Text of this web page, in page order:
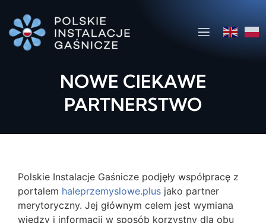
NOWE CIEKAWE
PARTNERSTWO
Polskie Instalacje Gaśnicze podjęły współpracę z
portalem haleprzemyslowe.plus jako partner
merytoryczny. Jej głównym celem jest wymiana
wiedzy i informacji w sposób korzystny dla obu